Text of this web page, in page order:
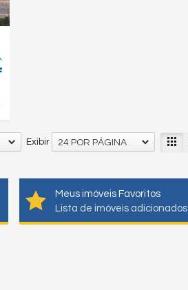
Exibir 24 POR PÁGINA
Meus imóveis Favoritos
Lista de imóveis adicionados